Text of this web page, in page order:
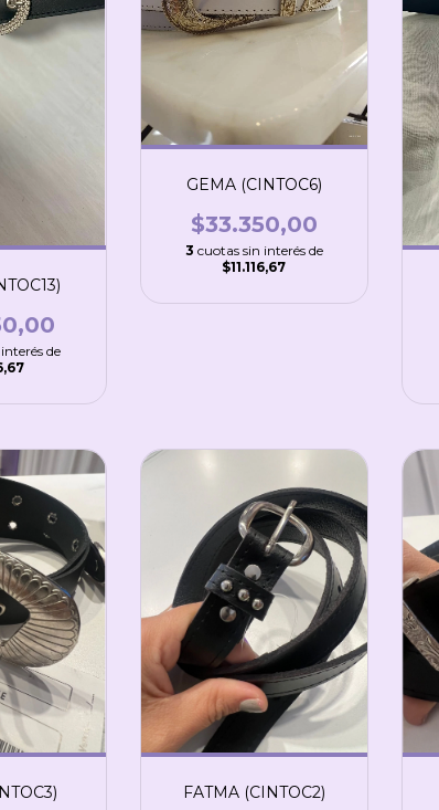
de
GEMA (CINTOC6)
$33.350,00
3 cuotas sin interés de
$11.116,67
FATMA (CINTOC2)